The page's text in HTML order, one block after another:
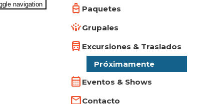
navigation
Paquetes
Grupales
Excursiones & Traslados
Próximamente
Eventos & Shows
Contacto